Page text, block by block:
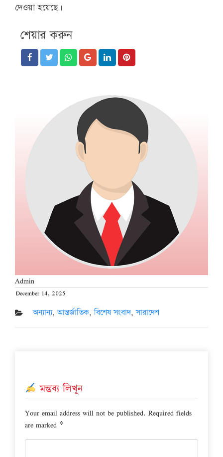
দেওয়া হয়েছে।
শেয়ার করুন
Admin
Posted
on
December 14, 2025
অন্যান্য,আন্তর্জাতিক,বিশেষ সংবাদ,সারাদেশ
মন্তব্য লিখুন
Your email address will not be published. Required fields
are marked *